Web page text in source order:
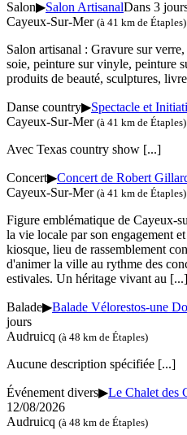
Salon▶Salon ArtisanalDans 3
Cayeux-Sur-Mer (à 41 km de Étaples)
Salon artisanal : Gravure sur
soie, peinture sur vinyle, peinture
produits de beauté, sculptures,
Danse country▶Spectacle et
Cayeux-Sur-Mer (à 41 km de Étaples)
Avec Texas country show [...]
Concert▶Concert de Robert
Cayeux-Sur-Mer (à 41 km de Étaples)
Figure emblématique de Cayeux-
la vie locale par son engagement
kiosque, lieu de rassemblement
d'animer la ville au rythme des
estivales. Un héritage vivant au [...]
Balade▶Balade Vélorestos-une
jours
Audruicq (à 48 km de Étaples)
Aucune description spécifiée [...]
Événement divers▶Le Chalet des
12/08/2026
Audruicq (à 48 km de Étaples)